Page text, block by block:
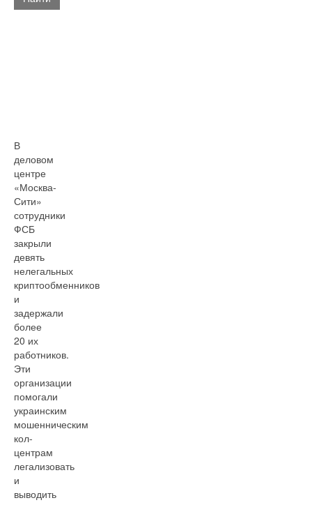
В
деловом
центре
«Москва-
Сити»
сотрудники
ФСБ
закрыли
девять
нелегальных
криптообменников
и
задержали
более
20 их
работников.
Эти
организации
помогали
украинским
мошенническим
кол-
центрам
легализовать
и
выводить